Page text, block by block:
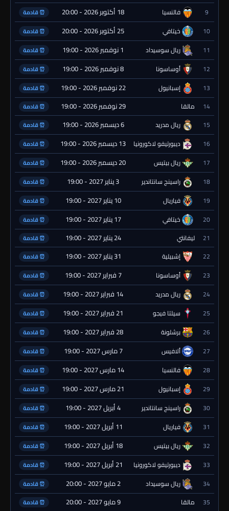
9 فالنسيا 18 أكتوبر 2026 - 20:00 ⏰ قادمة
10 خيتافي 25 أكتوبر 2026 - 20:00 ⏰ قادمة
11 ريال سوسيداد 1 نوفمبر 2026 - 19:00 ⏰ قادمة
12 أوساسونا 8 نوفمبر 2026 - 19:00 ⏰ قادمة
13 إسبانيول 22 نوفمبر 2026 - 19:00 ⏰ قادمة
14 مالقا 29 نوفمبر 2026 - 19:00 ⏰ قادمة
15 ريال مدريد 6 ديسمبر 2026 - 19:00 ⏰ قادمة
16 ديبورتيفو لاكورونيا 13 ديسمبر 2026 - 19:00 ⏰ قادمة
17 ريال بيتيس 20 ديسمبر 2026 - 19:00 ⏰ قادمة
18 راسينج سانتاندير 3 يناير 2027 - 19:00 ⏰ قادمة
19 فياريال 10 يناير 2027 - 19:00 ⏰ قادمة
20 خيتافي 17 يناير 2027 - 19:00 ⏰ قادمة
21 ليفانتي 24 يناير 2027 - 19:00 ⏰ قادمة
22 إشبيلية 31 يناير 2027 - 19:00 ⏰ قادمة
23 أوساسونا 7 فبراير 2027 - 19:00 ⏰ قادمة
24 ريال مدريد 14 فبراير 2027 - 19:00 ⏰ قادمة
25 سيلتا فيجو 21 فبراير 2027 - 19:00 ⏰ قادمة
26 برشلونة 28 فبراير 2027 - 19:00 ⏰ قادمة
27 ألافيس 7 مارس 2027 - 19:00 ⏰ قادمة
28 فالنسيا 14 مارس 2027 - 19:00 ⏰ قادمة
29 إسبانيول 21 مارس 2027 - 19:00 ⏰ قادمة
30 راسينج سانتاندير 4 أبريل 2027 - 19:00 ⏰ قادمة
31 فياريال 11 أبريل 2027 - 19:00 ⏰ قادمة
32 ريال بيتيس 18 أبريل 2027 - 19:00 ⏰ قادمة
33 ديبورتيفو لاكورونيا 21 أبريل 2027 - 19:00 ⏰ قادمة
34 ريال سوسيداد 2 مايو 2027 - 20:00 ⏰ قادمة
35 مالقا 9 مايو 2027 - 20:00 ⏰ قادمة